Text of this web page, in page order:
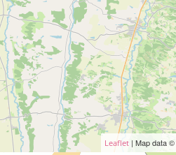
Leaflet | Map data ©